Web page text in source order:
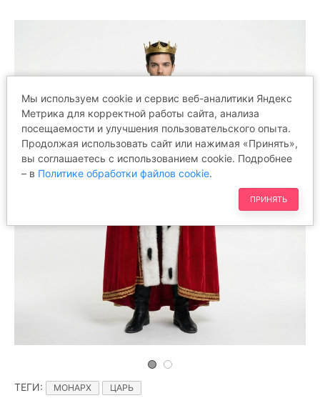
ТЕГИ: МОНАРХ ЦАРЬ
Мы используем cookie и сервис веб-аналитики Яндекс
Метрика для корректной работы сайта, анализа
посещаемости и улучшения пользовательского опыта.
Продолжая использовать сайт или нажимая «Принять»,
вы соглашаетесь с использованием cookie. Подробнее
– в Политике обработки файлов cookie.
ПРИНЯТЬ